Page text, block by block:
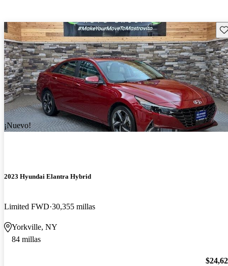
¡Nuevo!
2023 Hyundai Elantra Hybrid
Limited FWD 30,355 millas
Yorkville, NY
84 millas